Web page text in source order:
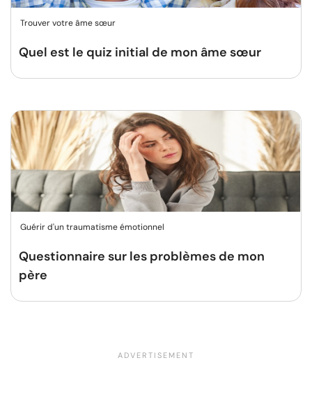
Trouver votre âme sœur
Quel est le quiz initial de mon âme sœur
Guérir d'un traumatisme émotionnel
Questionnaire sur les problèmes de mon
père